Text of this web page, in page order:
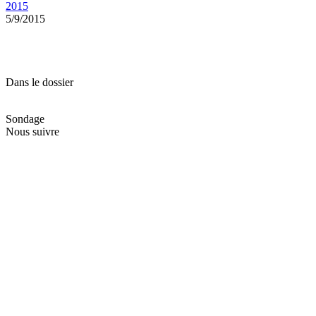
2015
5/9/2015
Dans le dossier
Sondage
Nous suivre